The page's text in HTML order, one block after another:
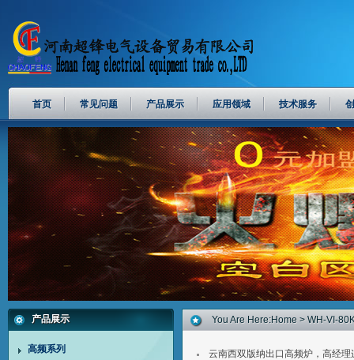
首页 常见问题 产品展示 应用领域 技术服务
产品展示
高频系列
You Are Here:Home > WH-VI-
云南西双版纳出口高频炉，高经理